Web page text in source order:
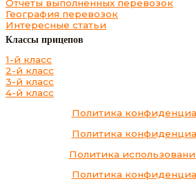
Отчеты выполненных перевозок
География перевозок
Интересные статьи
Классы прицепов
1-й класс
2-й класс
3-й класс
4-й класс
Политика
Политика
Политика
Политика